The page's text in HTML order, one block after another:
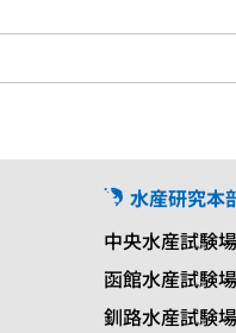
水産研究本
中央水産試験
函館水産試験
釧路水産試験